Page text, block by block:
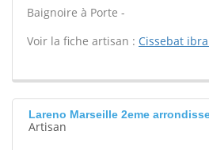
Baignoire à Porte -
Voir la fiche artisan : Cissebat
Lareno Marseille 2eme
Artisan